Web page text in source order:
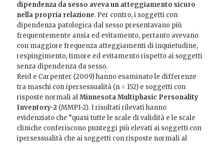
dipendenza da sesso aveva un atteggiamento sicuro
nella propria relazione. Per contro, i soggetti con
dipendenza patologica dal sesso presentavano più
frequentemente ansia ed evitamento, pertanto avevano
con maggiore frequenza atteggiamenti di inquietudine,
respingimento, timore ed evitamento rispetto ai soggetti
senza dipendenza da sesso.
Reid e Carpenter (2009) hanno esaminato le differenze
tra maschi con ipersessualità (n = 152) e soggetti con
risposte normali alMinnesota Multiphasic Personality
Inventory-2 (MMPI-2). I risultati rilevati hanno
evidenziato che “quasi tutte le scale di validità e le scale
cliniche conferiscono punteggi più elevati ai soggetti con
ipersessualità che ai soggetti con risposte normali al